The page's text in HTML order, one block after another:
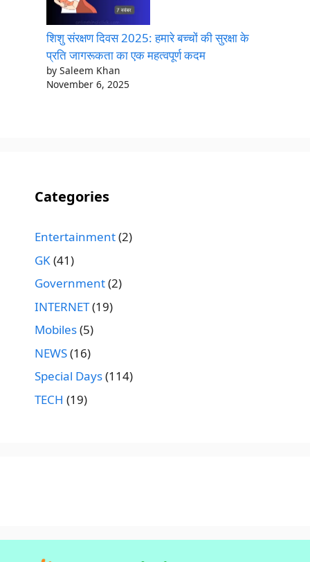
शिशु संरक्षण दिवस 2025: हमारे बच्चों की सुरक्षा के
प्रति जागरूकता का एक महत्वपूर्ण कदम
by Saleem Khan
November 6, 2025
Categories
Entertainment(2)
GK(41)
Government(2)
INTERNET(19)
Mobiles(5)
NEWS(16)
Special Days(114)
TECH (19)